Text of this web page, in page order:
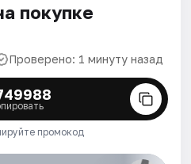
покупке
Проверено: 1 минуту назад
промокод